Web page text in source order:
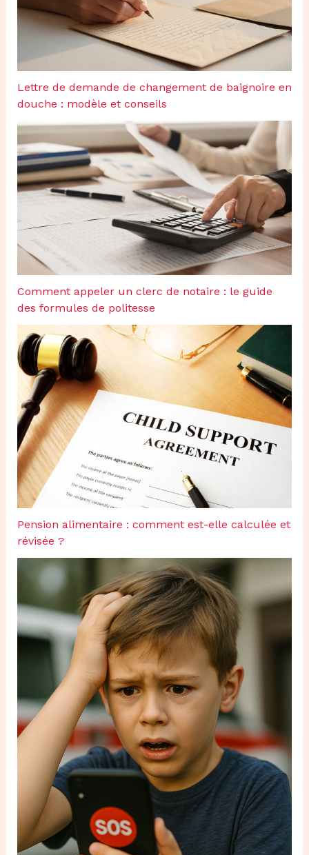
Lettre de demande de changement de baignoire en
douche : modèle et conseils
Comment appeler un clerc de notaire : le guide
des formules de politesse
Pension alimentaire : comment est-elle calculée et
révisée ?